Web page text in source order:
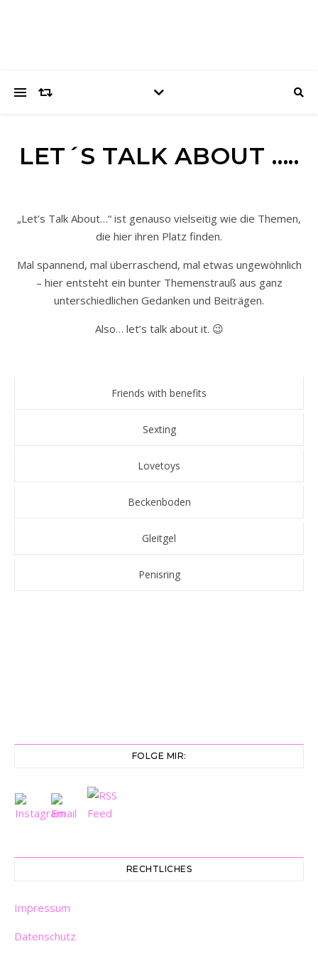
LET´S TALK ABOUT …..
„Let’s Talk About…“ ist genauso vielseitig wie die Themen,
die hier ihren Platz finden.
Mal spannend, mal überraschend, mal etwas ungewöhnlich
– hier entsteht ein bunter Themenstrauß aus ganz
unterschiedlichen Gedanken und Beiträgen.
Also… let’s talk about it. 😉
Friends with benefits
Sexting
Lovetoys
Beckenboden
Gleitgel
Penisring
FOLGE MIR:
RECHTLICHES
Impressum
Datenschutz